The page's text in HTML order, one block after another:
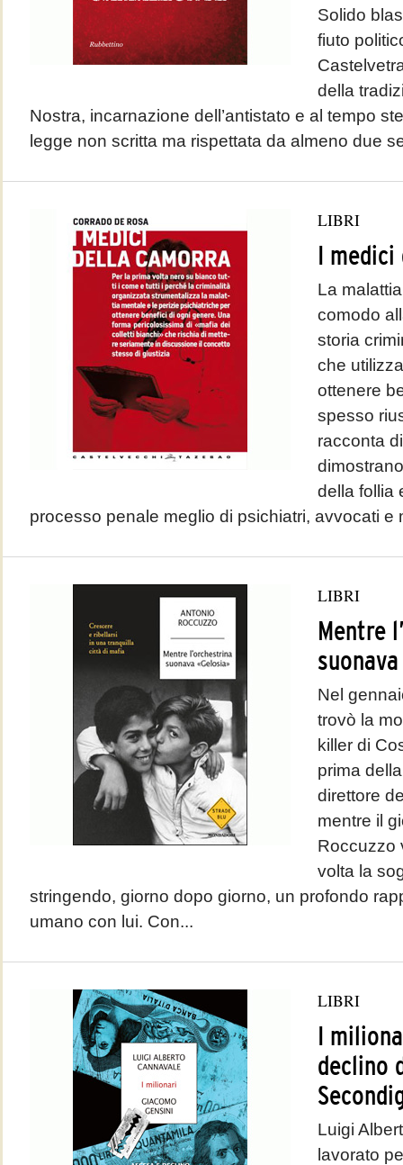
Solido
fiuto
della
Nostra, incarnazione dell’antistato e al tempo
legge non scritta ma rispettata da almeno due
LIBRI
I medici
La
comodo
storia
che
ottenere
spesso
racconta
della follia
processo penale meglio di psichiatri, avvocati e
LIBRI
Mentre
Nel
trovò la
killer di
prima
direttore
mentre il
Roccuzzo
volta la
stringendo, giorno dopo giorno, un profondo
umano con lui. Con...
LIBRI
I
declino
Luigi
lavorato